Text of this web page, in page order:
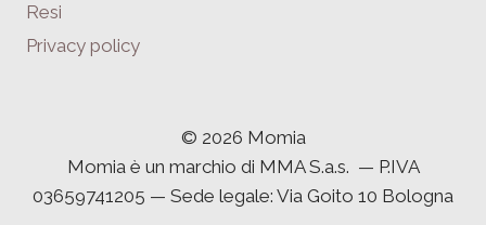
Resi
Privacy policy
© 2026 Momia
Momia è un marchio di MMA S.a.s. — P.IVA
03659741205 — Sede legale: Via Goito 10 Bologna